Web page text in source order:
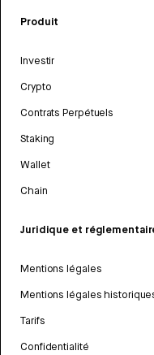
Produit
Investir
Crypto
Contrats Perpétuels
Staking
Wallet
Chain
Juridique et
Mentions légales
Mentions légales
Tarifs
Confidentialité